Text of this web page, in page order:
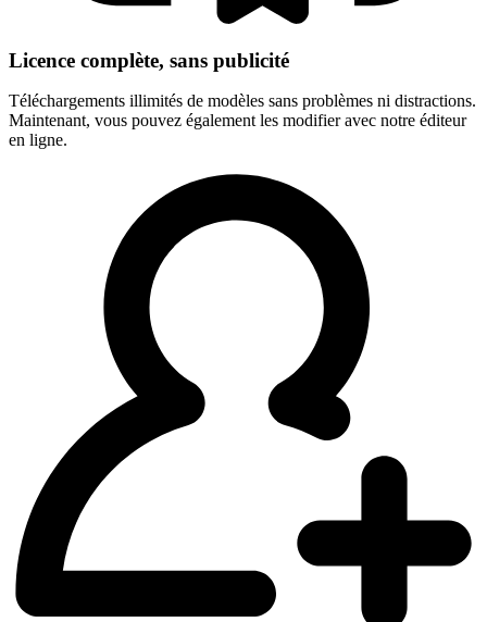
Licence complète, sans publicité
Téléchargements illimités de modèles sans problèmes ni distractions.
Maintenant, vous pouvez également les modifier avec notre éditeur
en ligne.